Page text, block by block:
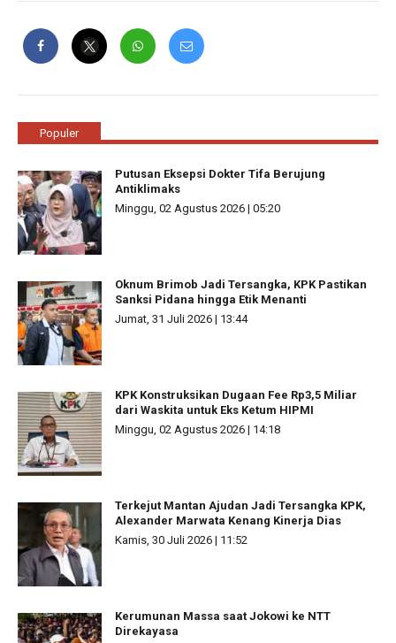
Populer
Putusan Eksepsi Dokter Tifa Berujung
Antiklimaks
Minggu, 02 Agustus 2026 | 05:20
Oknum Brimob Jadi Tersangka, KPK Pastikan
Sanksi Pidana hingga Etik Menanti
Jumat, 31 Juli 2026 | 13:44
KPK Konstruksikan Dugaan Fee Rp3,5 Miliar
dari Waskita untuk Eks Ketum HIPMI
Minggu, 02 Agustus 2026 | 14:18
Terkejut Mantan Ajudan Jadi Tersangka KPK,
Alexander Marwata Kenang Kinerja Dias
Kamis, 30 Juli 2026 | 11:52
Kerumunan Massa saat Jokowi ke NTT
Direkayasa